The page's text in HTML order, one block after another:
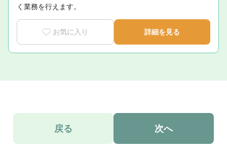
く業務を行えます。
お気に入り 詳細を見る
戻る 次へ